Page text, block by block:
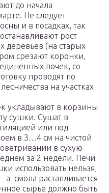
до начала
Не следует
и в посадках, так
рост
деревьев (на старых
срезают коронки,
почек, со
проводят по
на участках
в корзины
сушки. Сушат в
или под
в 3…4 см на чистой
в сухую
за 2 недели. Печи
использовать нельзя,
смола растапливается
сырье должно быть